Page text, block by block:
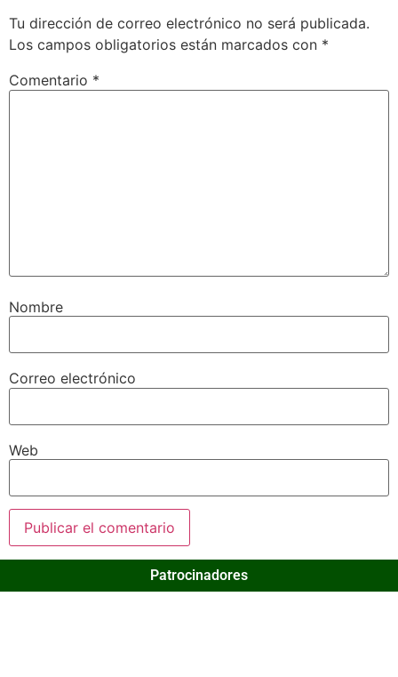
Tu dirección de correo electrónico no será publicada.
Los campos obligatorios están marcados con *
Comentario *
Nombre
Correo electrónico
Web
Patrocinadores